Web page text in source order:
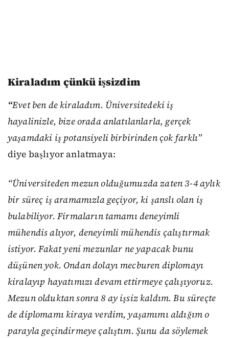
Kiraladım çünkü işsizdim
“Evet ben de kiraladım. Üniversitedeki iş
hayalinizle, bize orada anlatılanlarla, gerçek
yaşamdaki iş potansiyeli birbirinden çok farklı”
diye başlıyor anlatmaya:
“Üniversiteden mezun olduğumuzda zaten 3-4 aylık
bir süreç iş aramamızla geçiyor, ki şanslı olan iş
bulabiliyor. Firmaların tamamı deneyimli
mühendis alıyor, deneyimli mühendis çalıştırmak
istiyor. Fakat yeni mezunlar ne yapacak bunu
düşünen yok. Ondan dolayı mecburen diplomayı
kiralayıp hayatımızı devam ettirmeye çalışıyoruz.
Mezun olduktan sonra 8 ay işsiz kaldım. Bu süreçte
de diplomamı kiraya verdim, yaşamımı aldığım o
parayla geçindirmeye çalıştım. Şunu da söylemek